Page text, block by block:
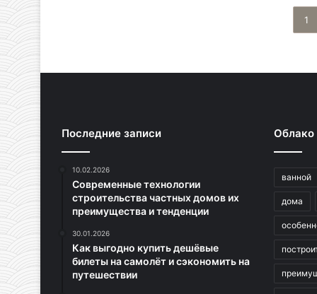
1
Последние записи
10.02.2026
Современные технологии
строительства частных домов их
преимущества и тенденции
30.01.2026
Как выгодно купить дешёвые
билеты на самолёт и сэкономить на
путешествии
Облако
ванной
дома